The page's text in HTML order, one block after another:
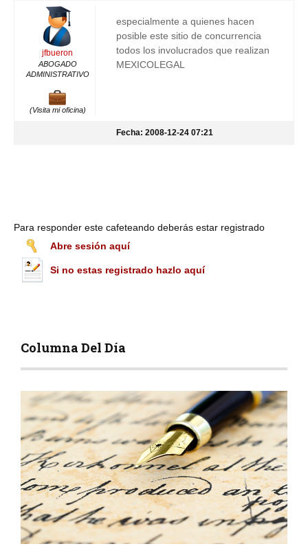
jfbueron
ABOGADO
ADMINISTRATIVO
(Visita mi oficina)
especialmente a quienes hacen
posible este sitio de concurrencia
todos los involucrados que realizan
MEXICOLEGAL
Fecha: 2008-12-24 07:21
Para responder este cafeteando deberás estar registrado
Abre sesión aquí
Si no estas registrado hazlo aquí
Columna Del Día